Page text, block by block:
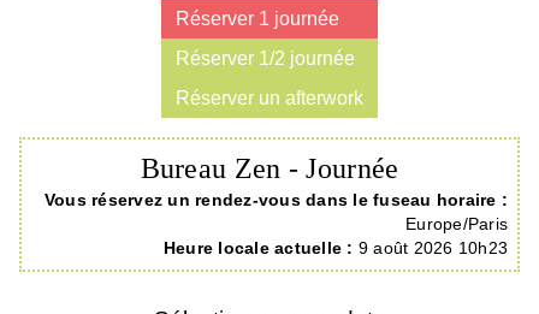
Réserver 1 journée
Réserver 1/2 journée
Réserver un afterwork